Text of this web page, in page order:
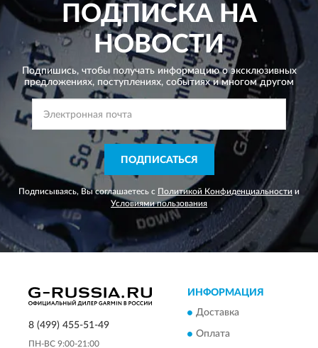
ПОДПИСКА НА
НОВОСТИ
Подпишись, чтобы получать информацию о эксклюзивных
предложениях, поступлениях, событиях и многом другом
ПОДПИСАТЬСЯ
Подписываясь, Вы соглашаетесь с Политикой Конфиденциальности и
Условиями пользования
8 (499) 455-51-49
ПН-ВС 9:00-21:00
ИНФОРМАЦИЯ
Доставка
Оплата